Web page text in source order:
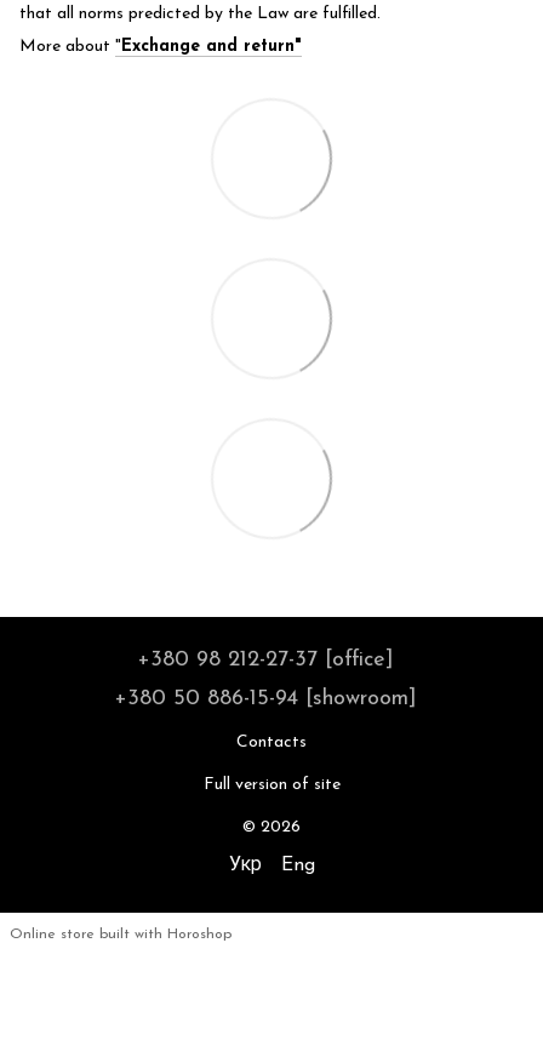
that all norms predicted by the Law are fulfilled.
More about " Exchange and return"
+380 98 212-27-37 [office]
+380 50 886-15-94 [showroom]
Contacts
Full version of site
© 2026
Укр Eng
Online store built with Horoshop